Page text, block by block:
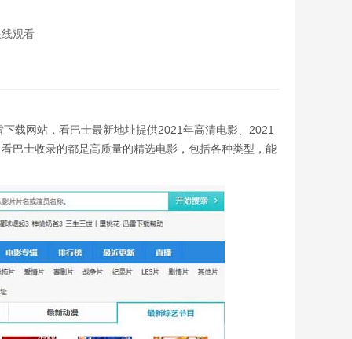
观看
载网站，看巴士最新地址提供2021年高清电影、2021
巴士收录的都是高质量的精选电影，包括各种类型，能